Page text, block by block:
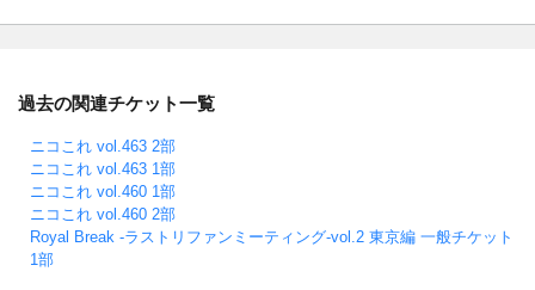
過去の関連チケット一覧
ニコこれ vol.463 2部
ニコこれ vol.463 1部
ニコこれ vol.460 1部
ニコこれ vol.460 2部
Royal Break -ラストリファンミーティング-vol.2 東京編 一般チケット
1部